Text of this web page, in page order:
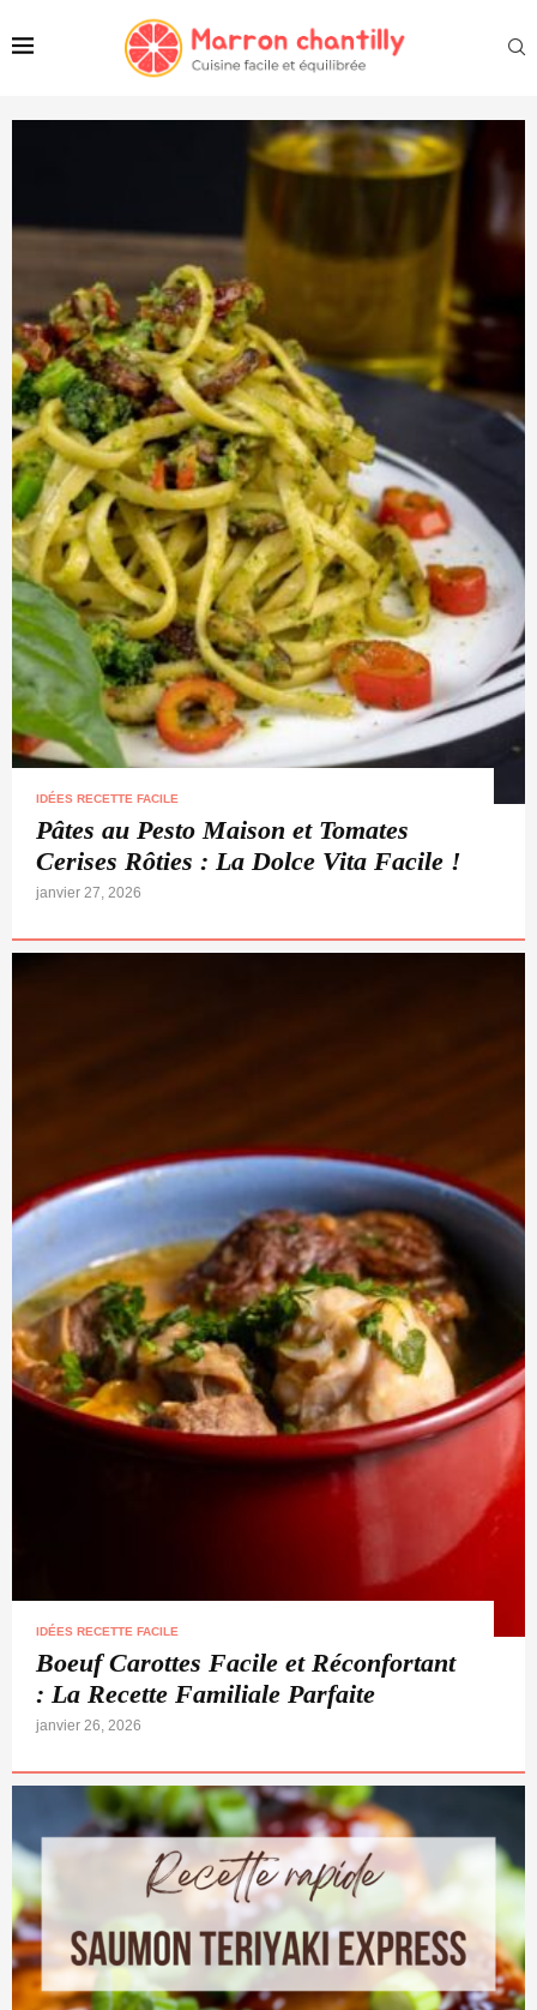
IDÉES RECETTE FACILE
Pâtes au Pesto Maison et Tomates
Cerises Rôties : La Dolce Vita Facile !
janvier 27, 2026
IDÉES RECETTE FACILE
Boeuf Carottes Facile et Réconfortant
: La Recette Familiale Parfaite
janvier 26, 2026